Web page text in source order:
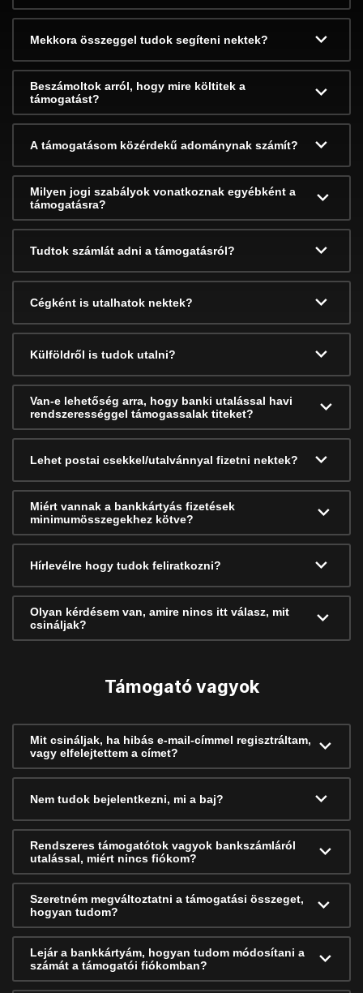
Mekkora összeggel tudok segíteni nektek?
Beszámoltok arról, hogy mire költitek a
támogatást?
A támogatásom közérdekű adománynak számít?
Milyen jogi szabályok vonatkoznak egyébként a
támogatásra?
Tudtok számlát adni a támogatásról?
Cégként is utalhatok nektek?
Külföldről is tudok utalni?
Van-e lehetőség arra, hogy banki utalással havi
rendszerességgel támogassalak titeket?
Lehet postai csekkel/utalvánnyal fizetni nektek?
Miért vannak a bankkártyás fizetések
minimumösszegekhez kötve?
Hírlevélre hogy tudok feliratkozni?
Olyan kérdésem van, amire nincs itt válasz, mit
csináljak?
Támogató vagyok
Mit csináljak, ha hibás e-mail-címmel regisztráltam,
vagy elfelejtettem a címet?
Nem tudok bejelentkezni, mi a baj?
Rendszeres támogatótok vagyok bankszámláról
utalással, miért nincs fiókom?
Szeretném megváltoztatni a támogatási összeget,
hogyan tudom?
Lejár a bankkártyám, hogyan tudom módosítani a
számát a támogatói fiókomban?